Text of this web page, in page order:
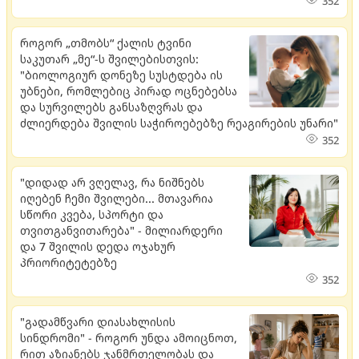
როგორ „თმობს“ ქალის ტვინი
საკუთარ „მე“-ს შვილებისთვის:
"ბიოლოგიურ დონეზე სუსტდება ის
უბნები, რომლებიც პირად ოცნებებსა
და სურვილებს განსაზღვრას და
ძლიერდება შვილის საჭიროებებზე რეაგირების უნარი"
352
"დიდად არ ვღელავ, რა ნიშნებს
იღებენ ჩემი შვილები... მთავარია
სწორი კვება, სპორტი და
თვითგანვითარება" - მილიარდერი
და 7 შვილის დედა ოჯახურ
პრიორიტეტებზე
352
"გადამწვარი დიასახლისის
სინდრომი" - როგორ უნდა ამოიცნოთ,
რით აზიანებს ჯანმრთელობას და